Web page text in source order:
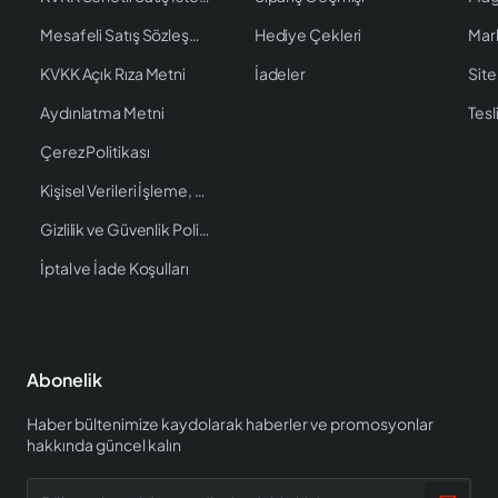
Mesafeli Satış Sözleşmesi
KVKK Açık Rıza Metni
Aydınlatma Metni
Çerez Politikası
Kişisel Verileri İşleme, Saklama ve İmha Politikası
Gizlilik ve Güvenlik Politikası
İptal ve İade Koşulları
Hediye Çekleri
İadeler
Site
Abonelik
Haber bültenimize kaydolarak haberler ve promosyonlar
hakkında güncel kalın